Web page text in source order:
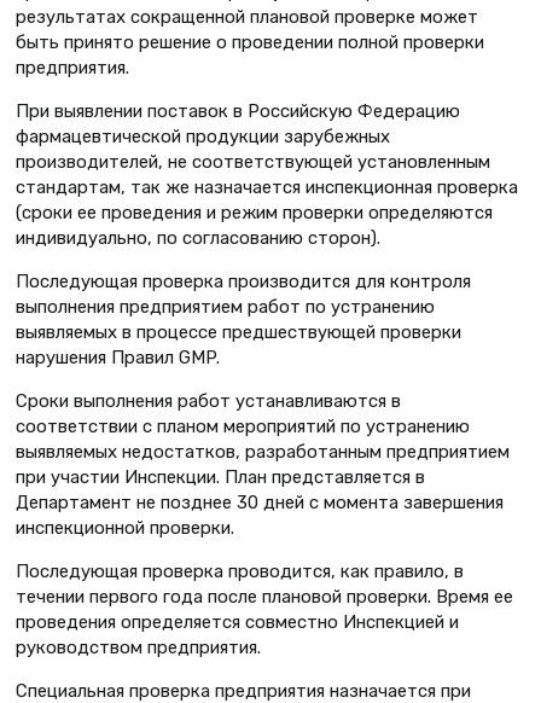
результатах сокращенной плановой проверке может
быть принято решение о проведении полной проверки
предприятия.
При выявлении поставок в Российскую Федерацию
фармацевтической продукции зарубежных
производителей, не соответствующей установленным
стандартам, так же назначается инспекционная проверка
(сроки ее проведения и режим проверки определяются
индивидуально, по согласованию сторон).
Последующая проверка производится для контроля
выполнения предприятием работ по устранению
выявляемых в процессе предшествующей проверки
нарушения Правил GMP.
Сроки выполнения работ устанавливаются в
соответствии с планом мероприятий по устранению
выявляемых недостатков, разработанным предприятием
при участии Инспекции. План представляется в
Департамент не позднее 30 дней с момента завершения
инспекционной проверки.
Последующая проверка проводится, как правило, в
течении первого года после плановой проверки. Время ее
проведения определяется совместно Инспекцией и
руководством предприятия.
Специальная проверка предприятия назначается при